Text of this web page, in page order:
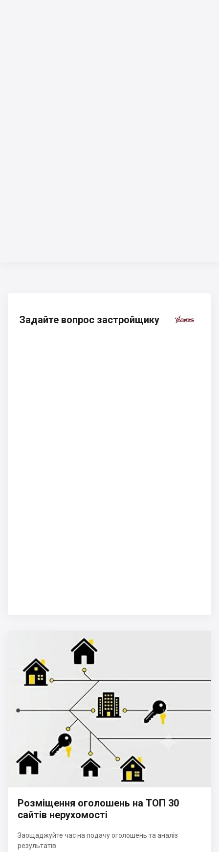
Задайте вопрос застройщику
Розміщення оголошень на ТОП 30
сайтів нерухомості
Заощаджуйте час на подачу оголошень та аналіз
результатів